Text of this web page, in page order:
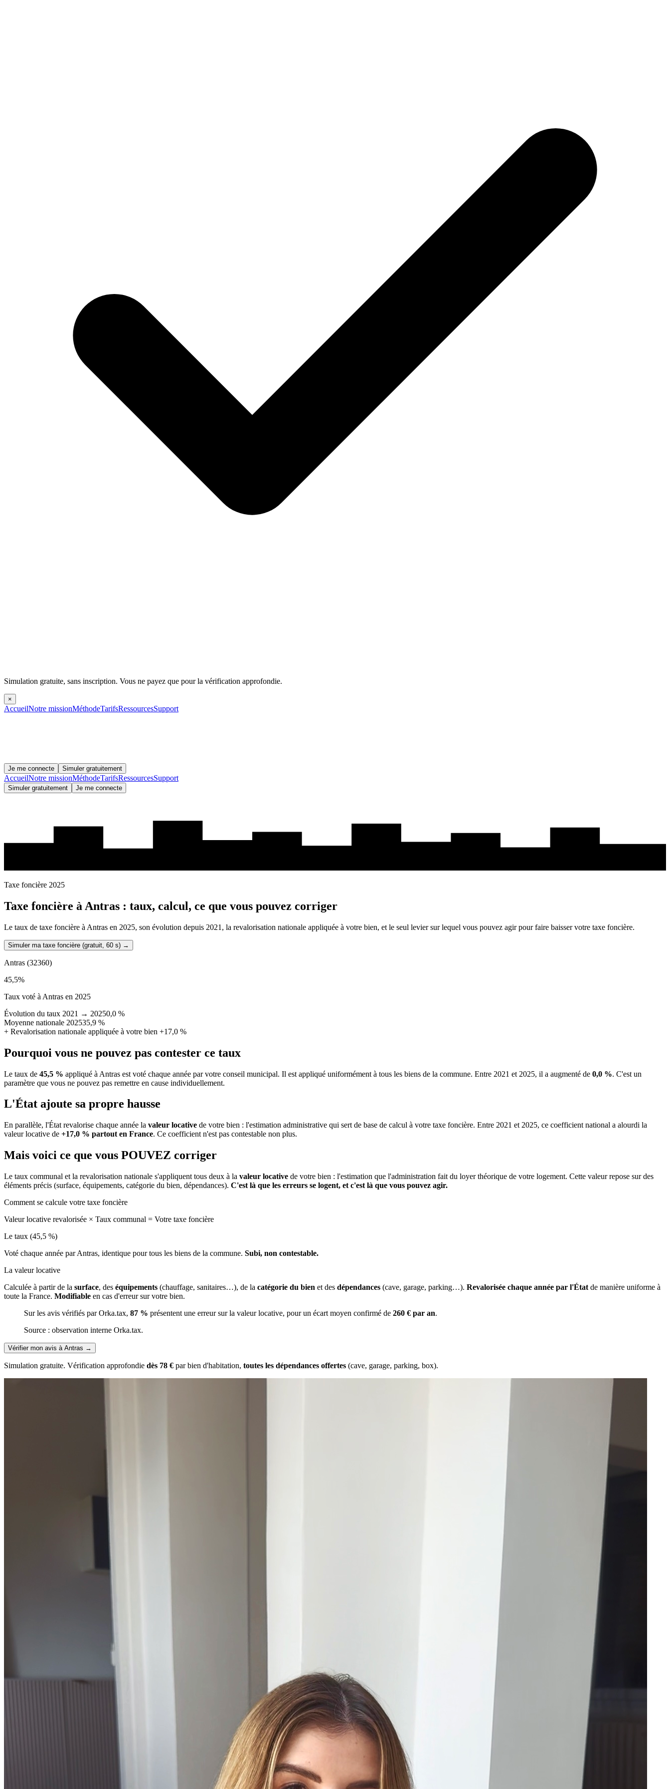
Simulation gratuite, sans inscription. Vous ne payez que pour la vérification approfondie.
×
AccueilNotre missionMéthodeTarifsRessourcesSupport
Je me connecte Simuler gratuitement
AccueilNotre missionMéthodeTarifsRessourcesSupport
Simuler gratuitement Je me connecte
Taxe foncière 2025
Taxe foncière à Antras : taux, calcul, ce que vous pouvez corriger
Le taux de taxe foncière à Antras en 2025, son évolution depuis 2021, la revalorisation nationale appliquée à votre bien, et le seul levier sur lequel vous pouvez agir pour faire baisser votre taxe foncière.
Simuler ma taxe foncière (gratuit, 60 s) →
Antras (32360)
45,5%
Taux voté à Antras en 2025
Évolution du taux 2021 → 20250,0 %
Moyenne nationale 202535,9 %
+ Revalorisation nationale appliquée à votre bien +17,0 %
Pourquoi vous ne pouvez pas contester ce taux
Le taux de 45,5 % appliqué à Antras est voté chaque année par votre conseil municipal. Il est appliqué uniformément à tous les biens de la commune. Entre 2021 et 2025, il a augmenté de 0,0 %. C'est un
paramètre que vous ne pouvez pas remettre en cause individuellement.
L'État ajoute sa propre hausse
En parallèle, l'État revalorise chaque année la valeur locative de votre bien : l'estimation administrative qui sert de base de calcul à votre taxe foncière. Entre 2021 et 2025, ce coefficient national a alourdi la
valeur locative de +17,0 % partout en France. Ce coefficient n'est pas contestable non plus.
Mais voici ce que vous POUVEZ corriger
Le taux communal et la revalorisation nationale s'appliquent tous deux à la valeur locative de votre bien : l'estimation que l'administration fait du loyer théorique de votre logement. Cette valeur repose sur des
éléments précis (surface, équipements, catégorie du bien, dépendances). C'est là que les erreurs se logent, et c'est là que vous pouvez agir.
Comment se calcule votre taxe foncière
Valeur locative revalorisée × Taux communal = Votre taxe foncière
Le taux (45,5 %)
Voté chaque année par Antras, identique pour tous les biens de la commune. Subi, non contestable.
La valeur locative
Calculée à partir de la surface, des équipements (chauffage, sanitaires…), de la catégorie du bien et des dépendances (cave, garage, parking…). Revalorisée chaque année par l'État de manière uniforme à
toute la France. Modifiable en cas d'erreur sur votre bien.
Sur les avis vérifiés par Orka.tax, 87 % présentent une erreur sur la valeur locative, pour un écart moyen confirmé de 260 € par an.
Source : observation interne Orka.tax.
Vérifier mon avis à Antras →
Simulation gratuite. Vérification approfondie dès 78 € par bien d'habitation, toutes les dépendances offertes (cave, garage, parking, box).